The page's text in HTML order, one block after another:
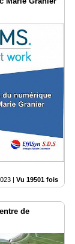
Vu 19501 fois
de